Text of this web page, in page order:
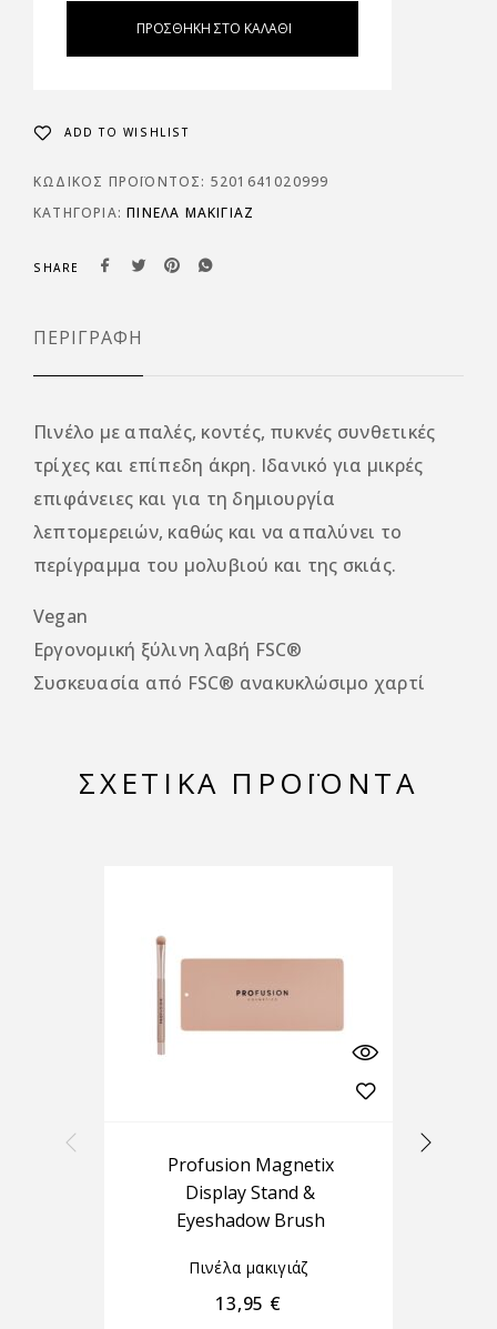
ΠΡΟΣΘΉΚΗ ΣΤΟ ΚΑΛΆΘΙ
ADD TO WISHLIST
ΚΩΔΙΚΌΣ ΠΡΟΪΌΝΤΟΣ: 5201641020999
ΚΑΤΗΓΟΡΊΑ:ΠΙΝΈΛΑ ΜΑΚΙΓΙΆΖ
SHARE
ΠΕΡΙΓΡΑΦΉ
Πινέλο με απαλές, κοντές, πυκνές συνθετικές
τρίχες και επίπεδη άκρη. Ιδανικό για μικρές
επιφάνειες και για τη δημιουργία
λεπτομερειών, καθώς και να απαλύνει το
περίγραμμα του μολυβιού και της σκιάς.
Vegan
Εργονομική ξύλινη λαβή FSC®
Συσκευασία από FSC® ανακυκλώσιμο χαρτί
ΣΧΕΤΙΚΆ ΠΡΟΪΌΝΤΑ
Profusion Magnetix
Display Stand &
Eyeshadow Brush
Πινέλα μακιγιάζ
13,95 €